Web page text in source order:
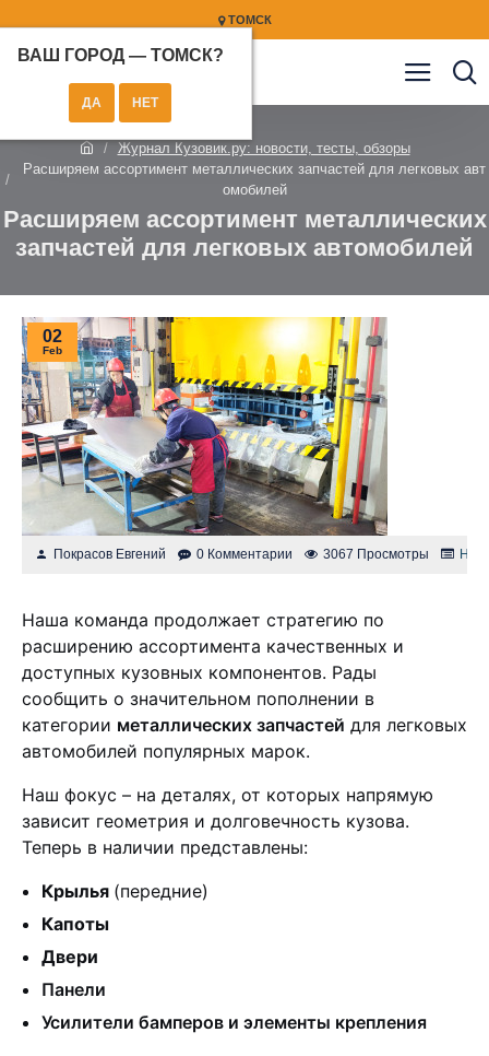
ТОМСК
ВАШ ГОРОД — ТОМСК?
Журнал Кузовик.ру: новости, тесты, обзоры
Расширяем ассортимент металлических запчастей для легковых авт
омобилей
Расширяем ассортимент металлических
запчастей для легковых автомобилей
02
Feb
Покрасов Евгений 0 Комментарии 3067 Просмотры
Наша команда продолжает стратегию по
расширению ассортимента качественных и
доступных кузовных компонентов. Рады
сообщить о значительном пополнении в
категории металлических запчастей для легковых
автомобилей популярных марок.
Наш фокус – на деталях, от которых напрямую
зависит геометрия и долговечность кузова.
Теперь в наличии представлены:
Крылья (передние)
Капоты
Двери
Панели
Усилители бамперов и элементы крепления